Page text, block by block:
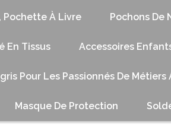
Pochette À Livre Pochons De
En Tissus Accessoires
Pour Les Passionnés De Métiers
Masque De Protection